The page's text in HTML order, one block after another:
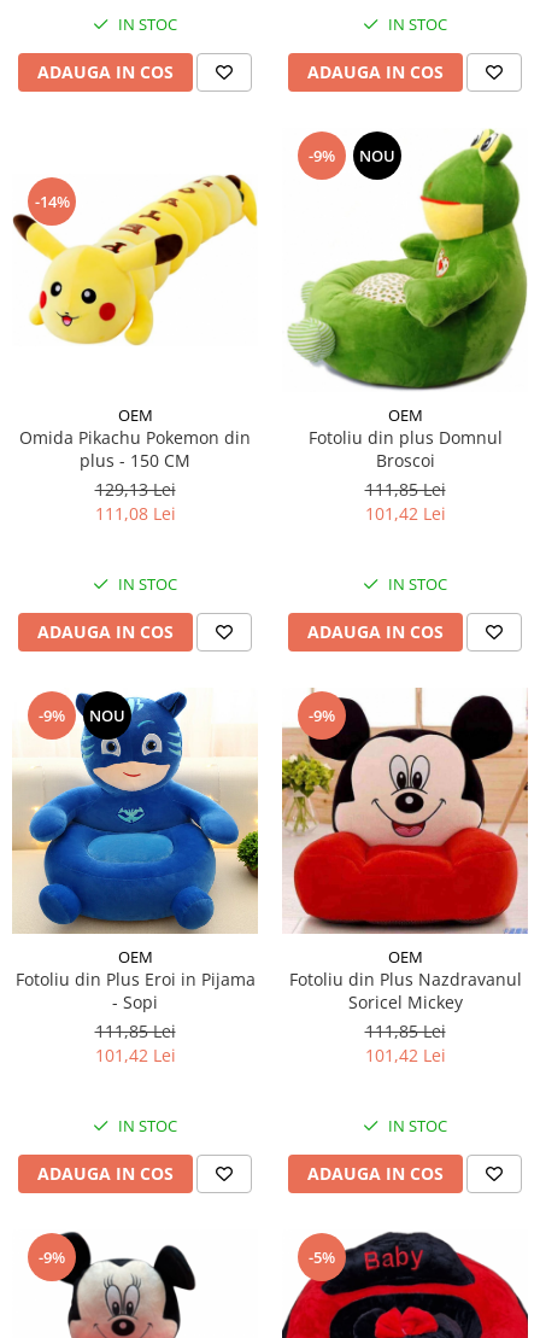
IN STOC
ADAUGA IN COS
IN STOC
ADAUGA IN COS
-14%
OEM
Omida Pikachu Pokemon din
plus - 150 CM
129,13 Lei
111,08 Lei
IN STOC
ADAUGA IN COS
-9% NOU
OEM
Fotoliu din plus Domnul
Broscoi
111,85 Lei
101,42 Lei
IN STOC
ADAUGA IN COS
-9% NOU
OEM
Fotoliu din Plus Eroi in Pijama
- Sopi
111,85 Lei
101,42 Lei
IN STOC
ADAUGA IN COS
-9%
OEM
Fotoliu din Plus Nazdravanul
Soricel Mickey
111,85 Lei
101,42 Lei
IN STOC
ADAUGA IN COS
-9% -5%